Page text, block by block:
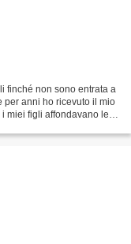
finché non sono entrata a
per anni ho ricevuto il mio
miei figli affondavano le